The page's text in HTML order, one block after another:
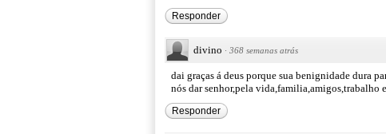
Responder
divino · 368 semanas atrás
dai graças á deus porque sua benignidade dura
nós dar senhor,pela vida,familia,amigos,trabalho
Responder